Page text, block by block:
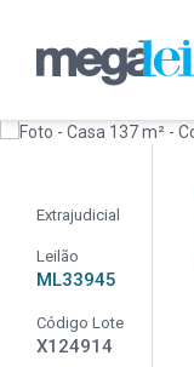
Extrajudicial
Leilão
ML33945
Código Lote
X124914